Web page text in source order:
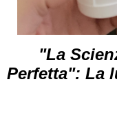
"La
Perfetta": La